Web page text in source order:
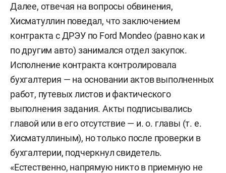
879 тыс. рублей. И, как следует из
обвинительного заключения, Шарапов в целом
за четыре года работы получил доплаты на 1,4
млн рублей, или в среднем по 29 тыс. рублей в
месяц.
Соответствующие эпизоды следствие
квалифицировало как превышение полномочий
(ст. 286 УК РФ), Миронов вину не признает.
Далее, отвечая на вопросы обвинения,
Хисматуллин поведал, что заключением
контракта с ДРЭУ по Ford Mondeo (равно как и
по другим авто) занимался отдел закупок.
Исполнение контракта контролировала
бухгалтерия — на основании актов выполненных
работ, путевых листов и фактического
выполнения задания. Акты подписывались
главой или в его отсутствие — и. о. главы (т. е.
Хисматуллиным), но только после проверки в
бухгалтерии, подчеркнул свидетель.
«Естественно, напрямую никто в приемную не